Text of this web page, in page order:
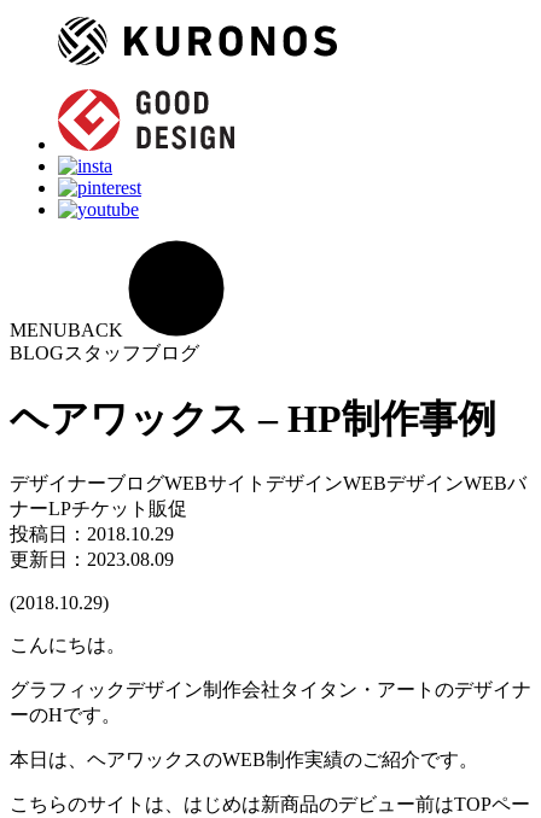
MENUBACK
BLOGスタッフブログ
ヘアワックス – HP制作事例
デザイナーブログWEBサイトデザインWEBデザインWEBバ
ナーLPチケット 販促
投稿日： 2018.10.29
更新日：2023.08.09
(2018.10.29)
こんにちは。
グラフィックデザイン制作会社タイタン・アートのデザイナ
ーのHです。
本日は、ヘアワックスのWEB制作実績のご紹介です。
こちらのサイトは、はじめは新商品のデビュー前はTOPペー